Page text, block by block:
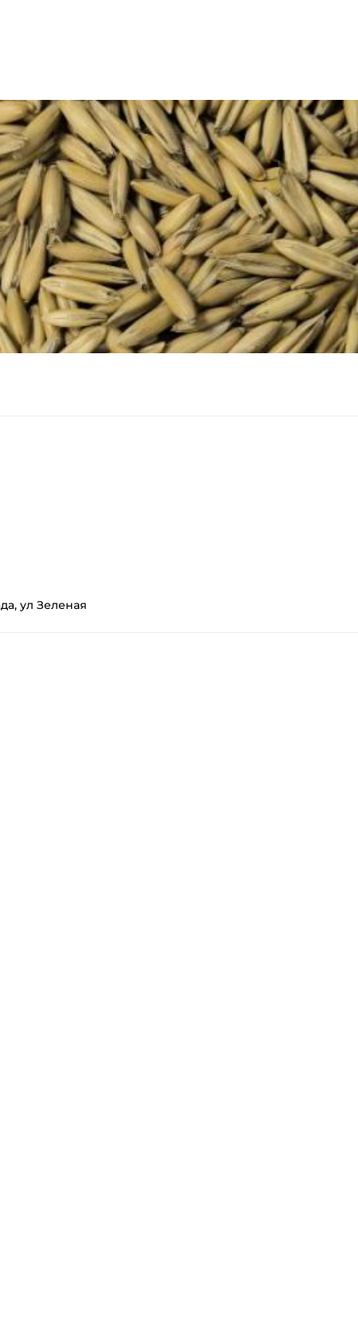
ул Зеленая